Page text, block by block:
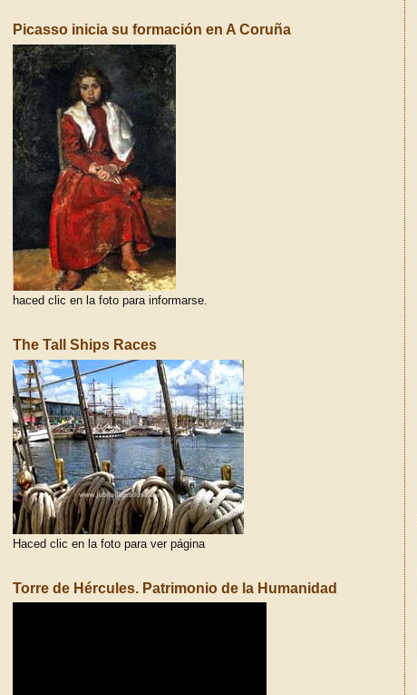
Picasso inicia su formación en A Coruña
haced clic en la foto para informarse.
The Tall Ships Races
Haced clic en la foto para ver página
Torre de Hércules. Patrimonio de la Humanidad